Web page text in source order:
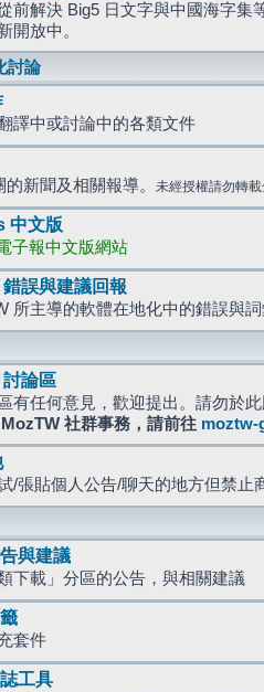
前解決 Big5 日文字與中國海字集
開放中。
討論
譯中或討論中的各類文件
新聞及相關報導。 未經授權請勿轉
中文版
子報中文版網站
誤與建議回報
所主導的軟體在地化中的錯誤與
論區
有任何意見，歡迎提出。請勿於
社群事務，請前往 moztw-
/張貼個人公告/聊天的地方但禁止
與建議
下載」分區的公告，與相關建議
套件
工具